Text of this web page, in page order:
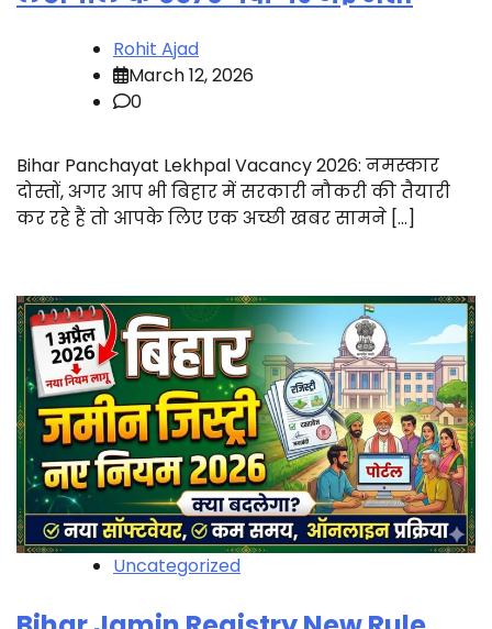
Rohit Ajad
March 12, 2026
0
Bihar Panchayat Lekhpal Vacancy 2026: नमस्कार
दोस्तों, अगर आप भी बिहार में सरकारी नौकरी की तैयारी
कर रहे हैं तो आपके लिए एक अच्छी खबर सामने […]
Uncategorized